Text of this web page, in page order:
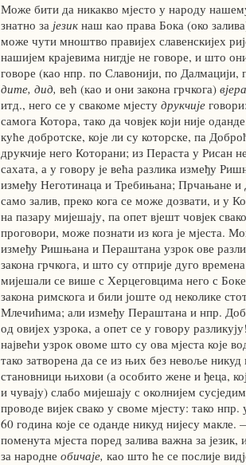
Може бити да никакво мјесто у народу
знатно за језик наш као права Бока (око
може чути мноштво правијех славенскијех
нашијем крајевима нигдје не говоре, и што
говоре (као нпр. по Славонији, по
дите, дид, већ (као и они закона грчкога)
итд., него се у свакоме мјесту друкчије
самога Котора, тако да човјек који није
куће добротске, које ли су которске, па
друкчије него Которани; из Пераста у Рисан
сахата, а у говору је већа разлика између
између Неготинаца и Требињана; Прчањане и
само залив, преко кога се може дозвати, и у
на пазару мијешају, па опет вјешт човјек
проговори, може познати из кога је мјеста.
између Ришњана и Пераштана узрок ове
закона грчкога, и што су отприје дуго
мијешали се више с Херцеговцима него с
закона римскога и били јоште од неколике
Млечићима; али између Пераштана и нпр.
од овијех узрока, а опет се у говору
највећи узрок овоме што су ова мјеста које
тако затворена да се из њих без невоље
становници њихови (а особито жене и ђеца,
и чувају) слабо мијешају с околнијем
проводе вијек свако у своме мјесту: тако
60 година које се оданде никуд нијесу
поменута мјеста поред залива важна за језик,
за народне обичаје, као што ће се послије